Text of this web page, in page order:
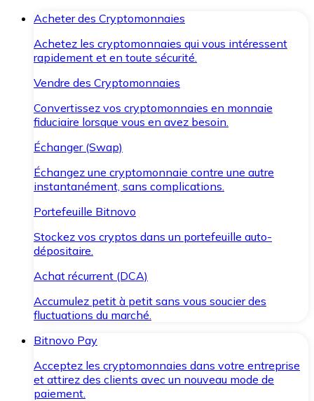
Acheter des Cryptomonnaies
Achetez les cryptomonnaies qui vous intéressent
rapidement et en toute sécurité.
Vendre des Cryptomonnaies
Convertissez vos cryptomonnaies en monnaie
fiduciaire lorsque vous en avez besoin.
Échanger (Swap)
Échangez une cryptomonnaie contre une autre
instantanément, sans complications.
Portefeuille Bitnovo
Stockez vos cryptos dans un portefeuille auto-
dépositaire.
Achat récurrent (DCA)
Accumulez petit à petit sans vous soucier des
fluctuations du marché.
Bitnovo Pay
Acceptez les cryptomonnaies dans votre entreprise
et attirez des clients avec un nouveau mode de
paiement.